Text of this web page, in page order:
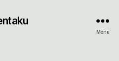
Menü